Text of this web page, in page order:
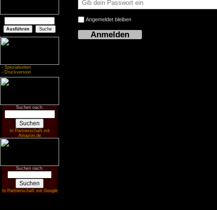
- Spezialseiten
- Druckversion
Suchen nach:
In Partnerschaft mit
Amazon.de
Suchen nach:
In Partnerschaft mit Google
Angemeldet bleiben